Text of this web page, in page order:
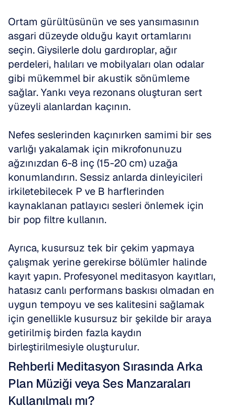
Ortam gürültüsünün ve ses yansımasının
asgari düzeyde olduğu kayıt ortamlarını
seçin. Giysilerle dolu gardıroplar, ağır
perdeleri, halıları ve mobilyaları olan odalar
gibi mükemmel bir akustik sönümleme
sağlar. Yankı veya rezonans oluşturan sert
yüzeyli alanlardan kaçının.
Nefes seslerinden kaçınırken samimi bir ses
varlığı yakalamak için mikrofonunuzu
ağzınızdan 6-8 inç (15-20 cm) uzağa
konumlandırın. Sessiz anlarda dinleyicileri
irkiletebilecek P ve B harflerinden
kaynaklanan patlayıcı sesleri önlemek için
bir pop filtre kullanın.
Ayrıca, kusursuz tek bir çekim yapmaya
çalışmak yerine gerekirse bölümler halinde
kayıt yapın. Profesyonel meditasyon kayıtları,
hatasız canlı performans baskısı olmadan en
uygun tempoyu ve ses kalitesini sağlamak
için genellikle kusursuz bir şekilde bir araya
getirilmiş birden fazla kaydın
birleştirilmesiyle oluşturulur.
Rehberli Meditasyon Sırasında Arka
Plan Müziği veya Ses Manzaraları
Kullanılmalı mı?